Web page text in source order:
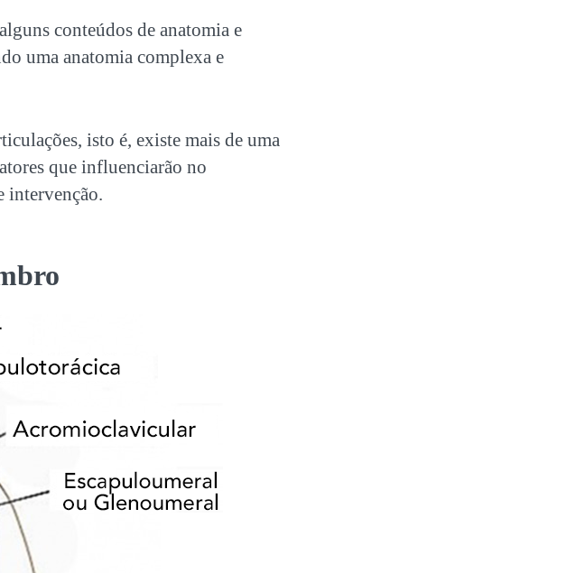
conteúdos de anatomia e
uma anatomia complexa e
isto é, existe mais de uma
que influenciarão no
intervenção.